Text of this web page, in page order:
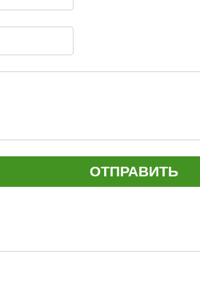
ОТПРАВИТЬ